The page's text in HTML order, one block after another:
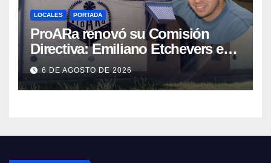
LOCALES PORTADA
ProARa renovó su Comisión
Directiva: Emiliano Etchevers es
el nuevo Presidente de la entidad
6 DE AGOSTO DE 2026